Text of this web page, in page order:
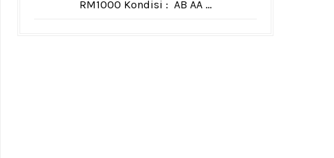
RM1000 Kondisi : AB AA ...